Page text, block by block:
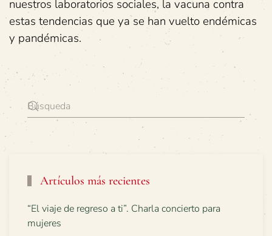
nuestros laboratorios sociales, la vacuna contra
estas tendencias que ya se han vuelto endémicas
y pandémicas.
Artículos más recientes
“El viaje de regreso a ti”. Charla concierto para
mujeres